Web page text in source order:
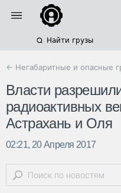
Найти грузы
← Негабаритные и опасные
Власти
радиоактивных
Астрахань и Оля
02:21, 20 Апреля 2017